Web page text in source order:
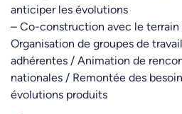
anticiper les évolutions
– Co-construction avec le terrain
Organisation de groupes de
adhérentes / Animation de
nationales / Remontée des
évolutions produits